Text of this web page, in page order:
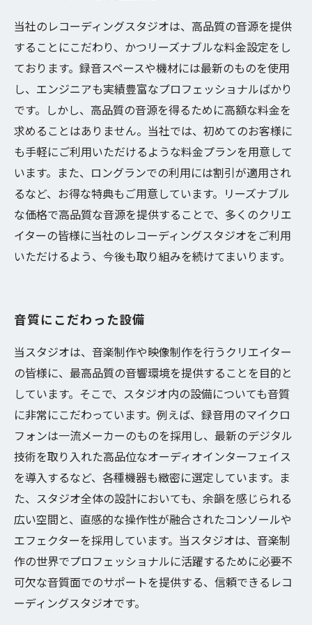
当社のレコーディングスタジオは、高品質の音源を提供
することにこだわり、かつリーズナブルな料金設定をし
ております。録音スペースや機材には最新のものを使用
し、エンジニアも実績豊富なプロフェッショナルばかり
です。しかし、高品質の音源を得るために高額な料金を
求めることはありません。当社では、初めてのお客様に
も手軽にご利用いただけるような料金プランを用意して
います。また、ロングランでの利用には割引が適用され
るなど、お得な特典もご用意しています。リーズナブル
な価格で高品質な音源を提供することで、多くのクリエ
イターの皆様に当社のレコーディングスタジオをご利用
いただけるよう、今後も取り組みを続けてまいります。
音質にこだわった設備
当スタジオは、音楽制作や映像制作を行うクリエイター
の皆様に、最高品質の音響環境を提供することを目的と
しています。そこで、スタジオ内の設備についても音質
に非常にこだわっています。例えば、録音用のマイクロ
フォンは一流メーカーのものを採用し、最新のデジタル
技術を取り入れた高品位なオーディオインターフェイス
を導入するなど、各種機器も緻密に選定しています。ま
た、スタジオ全体の設計においても、余韻を感じられる
広い空間と、直感的な操作性が融合されたコンソールや
エフェクターを採用しています。当スタジオは、音楽制
作の世界でプロフェッショナルに活躍するために必要不
可欠な音質面でのサポートを提供する、信頼できるレコ
ーディングスタジオです。